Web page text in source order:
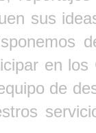
sus
en
de